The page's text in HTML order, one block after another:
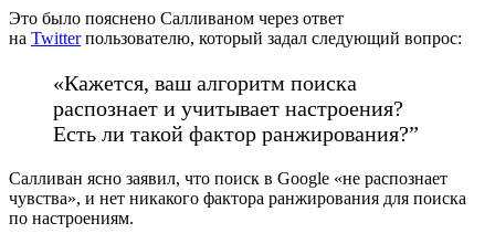
Это было пояснено Салливаном через ответ
на Twitterпользователю, который задал следующий вопрос:
«Кажется, ваш алгоритм поиска
распознает и учитывает настроения?
Есть ли такой фактор ранжирования?”
Салливан ясно заявил, что поиск в Google «не распознает
чувства», и нет никакого фактора ранжирования для поиска
по настроениям.